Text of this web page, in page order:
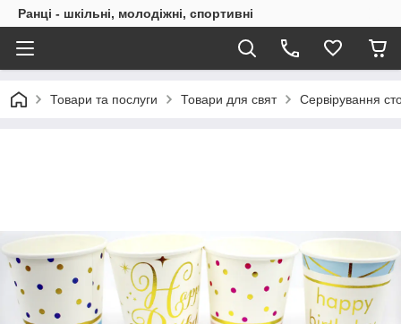
Ранці - шкільні, молодіжні, спортивні
Товари та послуги Товари для свят Сервірування